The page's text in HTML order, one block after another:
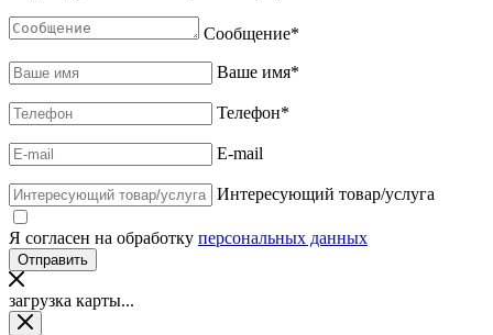
Сообщение*
Ваше имя*
Телефон*
E-mail
Интересующий товар/услуга
Я согласен на обработку персональных данных
загрузка карты...